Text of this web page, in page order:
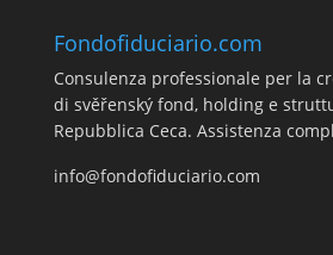
Fondofiduciario.com
Consulenza professionale per la
di svěřenský fond, holding e
Repubblica Ceca. Assistenza
info@fondofiduciario.com